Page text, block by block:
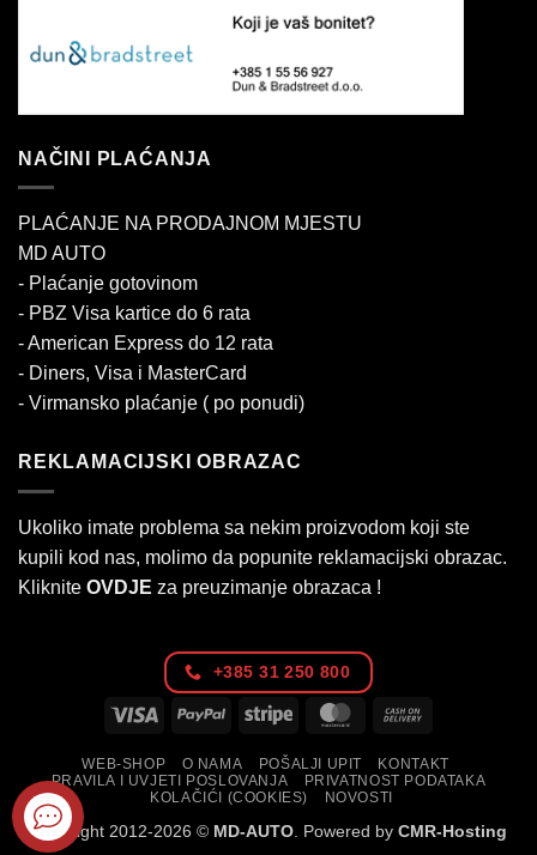
NAČINI PLAĆANJA
PLAĆANJE NA PRODAJNOM MJESTU
MD AUTO
- Plaćanje gotovinom
- PBZ Visa kartice do 6 rata
- American Express do 12 rata
- Diners, Visa i MasterCard
- Virmansko plaćanje ( po ponudi)
REKLAMACIJSKI OBRAZAC
Ukoliko imate problema sa nekim proizvodom koji ste
kupili kod nas, molimo da popunite reklamacijski obrazac.
Kliknite OVDJE za preuzimanje obrazaca !
+385 31 250 800
Visa PayPal Stripe MasterCard
Delivery
WEB-SHOP O NAMA POŠALJI UPIT
KONTAKT
PRAVILA I UVJETI POSLOVANJA
PRIVATNOST PODATAKA
KOLAČIĆI (COOKIES)
NOVOSTI
Copyright 2012-2026 © MD-AUTO. Powered by CMR-Hosting